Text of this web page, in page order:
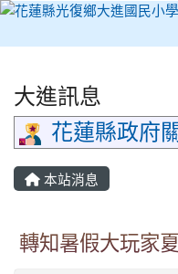
大進訊息
花蓮縣政府
本站消息
轉知暑假大玩家